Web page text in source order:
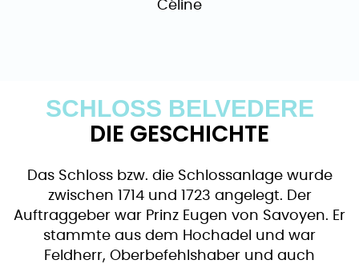
Céline
SCHLOSS BELVEDERE
DIE GESCHICHTE
Das Schloss bzw. die Schlossanlage wurde
zwischen 1714 und 1723 angelegt. Der
Auftraggeber war Prinz Eugen von Savoyen. Er
stammte aus dem Hochadel und war
Feldherr, Oberbefehlshaber und auch